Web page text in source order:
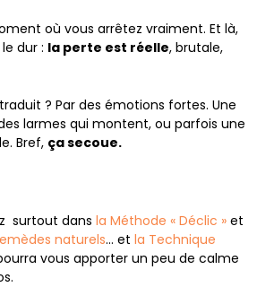
où vous arrêtez vraiment. Et là,
dur : la perte est réelle, brutale,
? Par des émotions fortes. Une
larmes qui montent, ou parfois une
Bref, ça secoue.
surtout dans la Méthode « Déclic » et
naturels… et la Technique
vous apporter un peu de calme